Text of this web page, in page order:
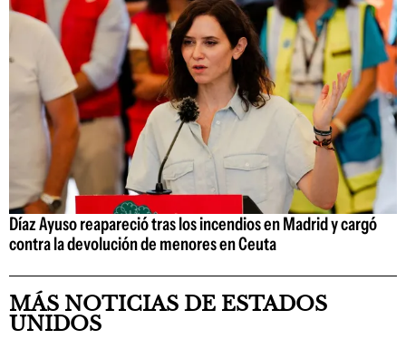
Díaz Ayuso reapareció tras los incendios en Madrid y cargó
contra la devolución de menores en Ceuta
MÁS NOTICIAS DE ESTADOS
UNIDOS